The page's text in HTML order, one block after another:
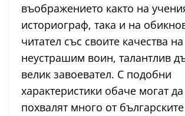
въображението както на
историограф, така и на
читател със своите качества на
неустрашим воин, талантлив
велик завоевател. С подобни
характеристики обаче могат
похвалят много от